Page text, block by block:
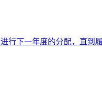
行下一年度的分配，直到